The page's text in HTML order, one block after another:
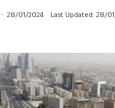
28/01/2024 Last Updated: 28/